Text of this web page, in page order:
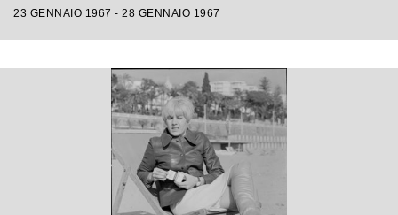
23 GENNAIO 1967 - 28 GENNAIO 1967